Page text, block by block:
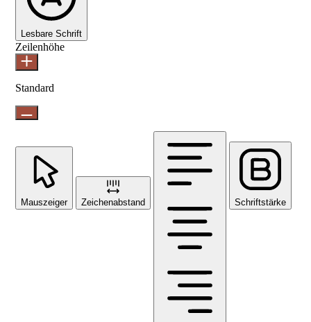
Lesbare Schrift
Zeilenhöhe
Standard
Mauszeiger Zeichenabstand Schriftstärke